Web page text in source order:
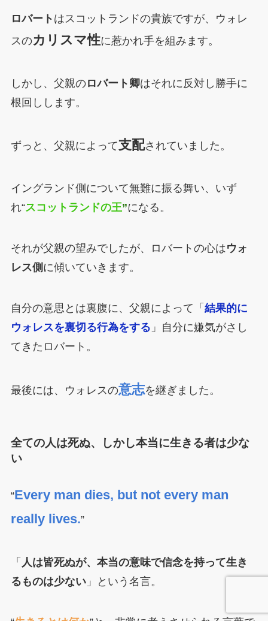
ロバート はスコットランドの貴族ですが、ウォレ
スのカリスマ性に惹かれ手を組みます。
しかし、父親のロバート卿はそれに反対し勝手に
根回しします。
ずっと、父親によって支配されていました。
イングランド側について無難に振る舞い、いず
れ“スコットランドの王”になる。
それが父親の望みでしたが、ロバートの心はウォ
レス側 に傾いていきます。
自分の意思とは裏腹に、父親によって「 結果的に
ウォレスを裏切る行為をする 」自分に嫌気がさし
てきたロバート。
最後には、ウォレスの意志を継ぎました。
全ての人は死ぬ、しかし本当に生きる者は少な
い
“Every man dies, but not every man
really lives.”
「 人は皆死ぬが、本当の意味で信念を持って生き
るものは少ない」という名言。